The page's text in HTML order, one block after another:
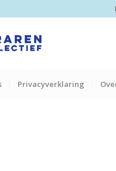
Privacyverklaring